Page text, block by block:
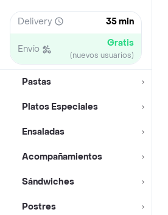
Delivery 35 min
Envío Gratis
(nuevos usuarios)
Pastas
Platos Especiales
Ensaladas
Acompañamientos
Sándwiches
Postres